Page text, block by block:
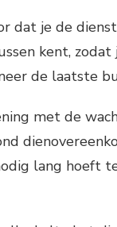
dat je de
kent, zodat
de laatste
met de
lang hoeft